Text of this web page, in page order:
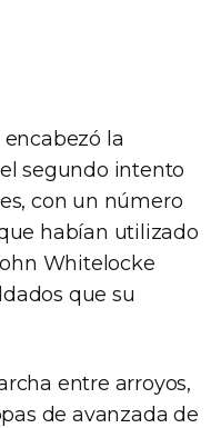
la
segundo intento
con un número
habían utilizado
Whitelocke
que su
entre arroyos,
de avanzada de